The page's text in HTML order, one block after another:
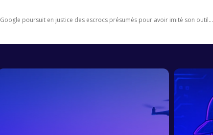
Google poursuit en justice des escrocs présumés pour avoir imité son outil...